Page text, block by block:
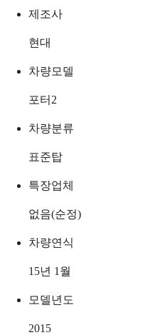
제조사
현대
차량모델
포터2
차량분류
표준탑
특장업체
없음(순정)
차량연식
15년 1월
모델년도
2015